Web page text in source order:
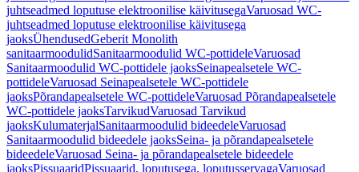
juhtseadmed loputuse elektroonilise käivitusegaVaruosad WC-
juhtseadmed loputuse elektroonilise käivitusega
jaoksÜhendusedGeberit Monolith
sanitaarmoodulidSanitaarmoodulid WC-pottideleVaruosad
Sanitaarmoodulid WC-pottidele jaoksSeinapealsetele WC-
pottideleVaruosad Seinapealsetele WC-pottidele
jaoksPõrandapealsetele WC-pottideleVaruosad Põrandapealsetele
WC-pottidele jaoksTarvikudVaruosad Tarvikud
jaoksKulumaterjalSanitaarmoodulid bideedeleVaruosad
Sanitaarmoodulid bideedele jaoksSeina- ja põrandapealsetele
bideedeleVaruosad Seina- ja põrandapealsetele bideedele
jaoksPissuaaridPissuaarid, loputusega, loputusservagaVaruosad